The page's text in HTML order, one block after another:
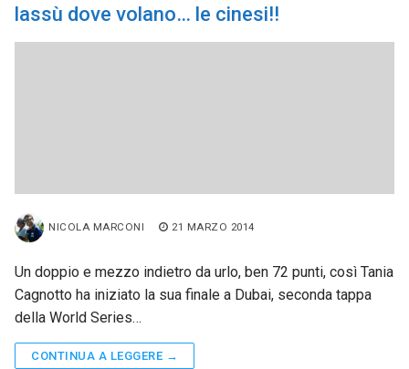
lassù dove volano… le cinesi!!
NICOLA MARCONI 21 MARZO 2014
Un doppio e mezzo indietro da urlo, ben 72 punti, così Tania
Cagnotto ha iniziato la sua finale a Dubai, seconda tappa
della World Series…
CONTINUA A LEGGERE →